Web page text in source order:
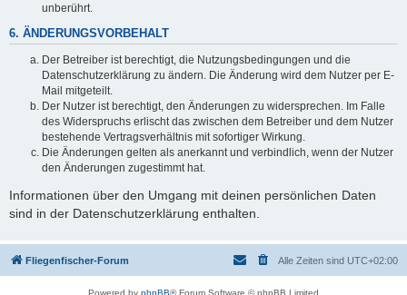
unberührt.
6. ÄNDERUNGSVORBEHALT
Der Betreiber ist berechtigt, die Nutzungsbedingungen und die
Datenschutzerklärung zu ändern. Die Änderung wird dem Nutzer per E-
Mail mitgeteilt.
Der Nutzer ist berechtigt, den Änderungen zu widersprechen. Im Falle
des Widerspruchs erlischt das zwischen dem Betreiber und dem Nutzer
bestehende Vertragsverhältnis mit sofortiger Wirkung.
Die Änderungen gelten als anerkannt und verbindlich, wenn der Nutzer
den Änderungen zugestimmt hat.
Informationen über den Umgang mit deinen persönlichen Daten
sind in der Datenschutzerklärung enthalten.
Fliegenfischer-Forum Alle Zeiten sind UTC+02:00